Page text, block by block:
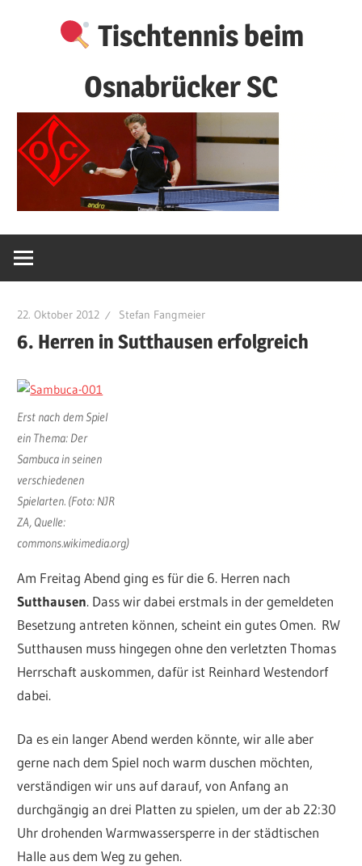
Tischtennis beim
Osnabrücker SC
22. Oktober 2012 Stefan Fangmeier
6. Herren in Sutthausen erfolgreich
Erst nach dem Spiel
ein Thema: Der
Sambuca in seinen
verschiedenen
Spielarten. (Foto: NJR
ZA, Quelle:
commons.wikimedia.org)
Am Freitag Abend ging es für die 6. Herren nach
Sutthausen. Dass wir dabei erstmals in der gemeldeten
Besetzung antreten können, scheint ein gutes Omen. RW
Sutthausen muss hingegen ohne den verletzten Thomas
Herrschaft auskommen, dafür ist Reinhard Westendorf
dabei.
Da es ein langer Abend werden könnte, wir alle aber
gerne nach dem Spiel noch warm duschen möchten,
verständigen wir uns auf darauf, von Anfang an
durchgängig an drei Platten zu spielen, um der ab 22:30
Uhr drohenden Warmwassersperre in der städtischen
Halle aus dem Weg zu gehen.